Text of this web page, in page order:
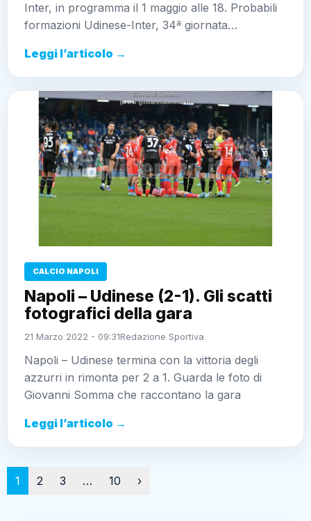
Inter, in programma il 1 maggio alle 18. Probabili
formazioni Udinese-Inter, 34ª giornata…
Leggi l’articolo →
CALCIO NAPOLI
Napoli – Udinese (2-1). Gli scatti
fotografici della gara
21 Marzo 2022 - 09:31Redazione Sportiva
Napoli – Udinese termina con la vittoria degli
azzurri in rimonta per 2 a 1. Guarda le foto di
Giovanni Somma che raccontano la gara
Leggi l’articolo →
Paginazione
1 2 3 … 10 ›